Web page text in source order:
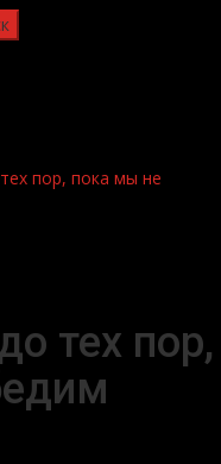
пор, пока мы не
тех пор,